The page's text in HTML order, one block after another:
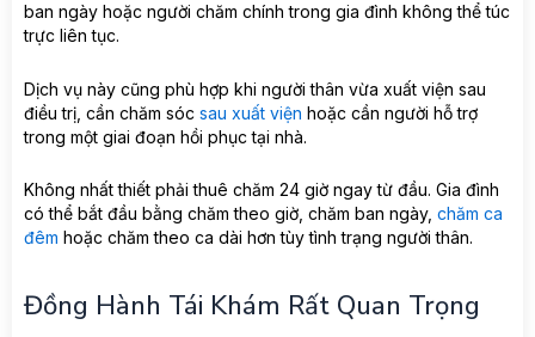
ban ngày hoặc người chăm chính trong gia đình không thể túc
trực liên tục.
Dịch vụ này cũng phù hợp khi người thân vừa xuất viện sau
điều trị, cần chăm sóc sau xuất viện hoặc cần người hỗ trợ
trong một giai đoạn hồi phục tại nhà.
Không nhất thiết phải thuê chăm 24 giờ ngay từ đầu. Gia đình
có thể bắt đầu bằng chăm theo giờ, chăm ban ngày, chăm ca
đêm hoặc chăm theo ca dài hơn tùy tình trạng người thân.
Đồng Hành Tái Khám Rất Quan Trọng